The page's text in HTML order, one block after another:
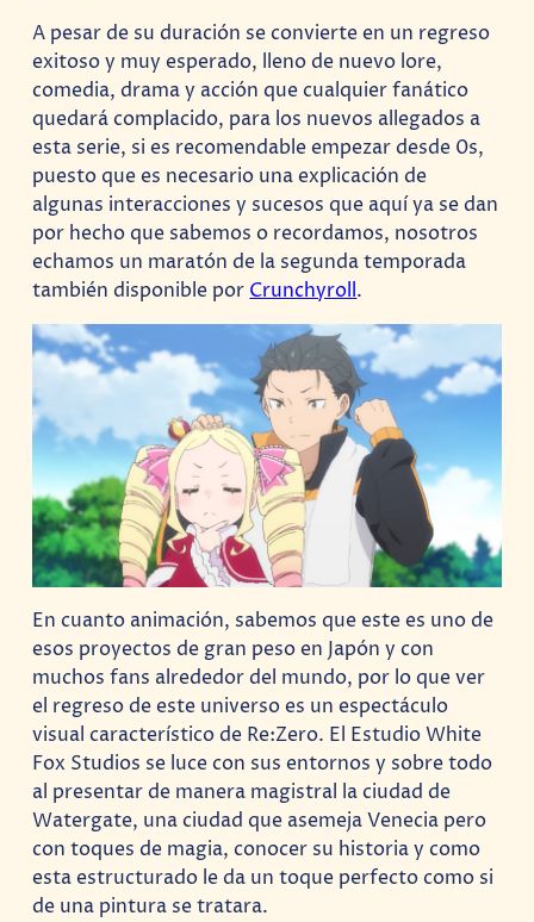
A pesar de su duración se convierte en un regreso
exitoso y muy esperado, lleno de nuevo lore,
comedia, drama y acción que cualquier fanático
quedará complacido, para los nuevos allegados a
esta serie, si es recomendable empezar desde 0s,
puesto que es necesario una explicación de
algunas interacciones y sucesos que aquí ya se dan
por hecho que sabemos o recordamos, nosotros
echamos un maratón de la segunda temporada
también disponible por Crunchyroll.
En cuanto animación, sabemos que este es uno de
esos proyectos de gran peso en Japón y con
muchos fans alrededor del mundo, por lo que ver
el regreso de este universo es un espectáculo
visual característico de Re:Zero. El Estudio White
Fox Studios se luce con sus entornos y sobre todo
al presentar de manera magistral la ciudad de
Watergate, una ciudad que asemeja Venecia pero
con toques de magia, conocer su historia y como
esta estructurado le da un toque perfecto como si
de una pintura se tratara.